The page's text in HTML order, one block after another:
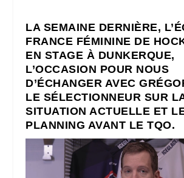
LA SEMAINE DERNIÈRE,
FRANCE FÉMININE DE
EN STAGE À DUNKERQUE,
L’OCCASION POUR NOUS
D’ÉCHANGER AVEC
LE SÉLECTIONNEUR SUR
SITUATION ACTUELLE ET
PLANNING AVANT LE TQO.